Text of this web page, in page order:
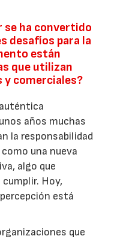
se ha convertido
desafíos para la
están
que utilizan
y comerciales?
años muchas
la responsabilidad
una nueva
algo que
Hoy,
está
que